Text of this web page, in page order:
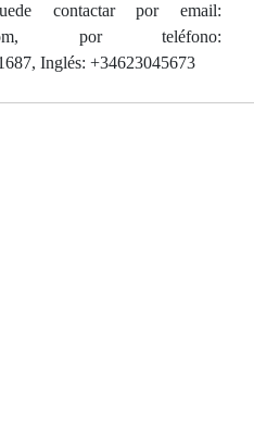
contactar por email:
por teléfono:
Inglés: +34623045673